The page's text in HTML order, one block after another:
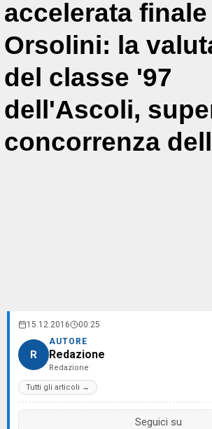
accelerata
Orsolini: la
del classe '97
dell'Ascoli,
concorrenza
15.12.2016 00:25
R
AUTORE
Redazione
Redazione
Tutti gli articoli →
Seguici su